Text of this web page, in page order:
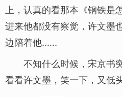
上，认真的看那本《钢铁是
进来他都没有察觉，许文墨
边陪着他......
不知什么时候，宋京书
看看许文墨，笑一下，又低